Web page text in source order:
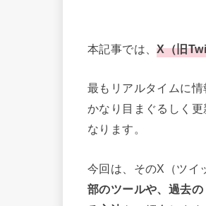
本記事では、X（旧
最もリアルタイムに
かなり目まぐるしく
なります。
今回は、そのX（ツイ
部のツールや、過去